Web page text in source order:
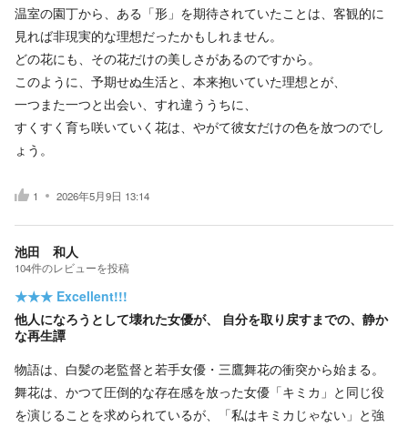
温室の園丁から、ある「形」を期待されていたことは、客観的に
見れば非現実的な理想だったかもしれません。
どの花にも、その花だけの美しさがあるのですから。
このように、予期せぬ生活と、本来抱いていた理想とが、
一つまた一つと出会い、すれ違ううちに、
すくすく育ち咲いていく花は、やがて彼女だけの色を放つのでし
ょう。
1 2026年5月9日 13:14
池田 和人
104件のレビューを投稿
★★★ Excellent!!!
他人になろうとして壊れた女優が、 自分を取り戻すまでの、静か
な再生譚
物語は、白髪の老監督と若手女優・三鷹舞花の衝突から始まる。
舞花は、かつて圧倒的な存在感を放った女優「キミカ」と同じ役
を演じることを求められているが、「私はキミカじゃない」と強